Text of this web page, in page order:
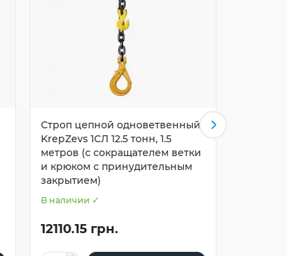
Строп цепной одноветвенный
KrepZevs 1СЛ 12.5 тонн, 1.5
метров (с сокращателем ветки
и крюком с принудительным
закрытием)
В наличии ✓
12110.15 грн.